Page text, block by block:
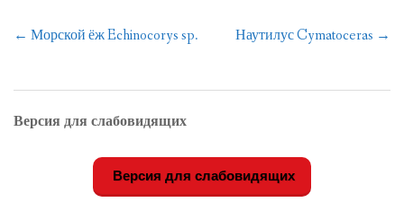
Навигация
← Морской ёж Echinocorys sp. Наутилус Cymatoceras →
Версия для слабовидящих
Версия для слабовидящих